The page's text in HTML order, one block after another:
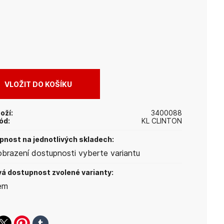
3400088
KL CLINTON
na jednotlivých skladech:
dostupnosti vyberte variantu
dostupnost zvolené varianty:
pinterest
tumblr